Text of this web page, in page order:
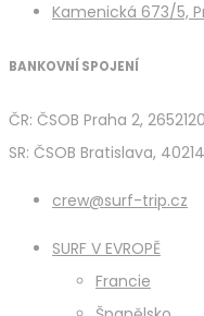
Kamenická 673/5,
BANKOVNÍ SPOJENÍ
ČR: ČSOB Praha 2,
SR: ČSOB Bratislava,
crew@surf-trip.cz
SURF V EVROPĚ
Francie